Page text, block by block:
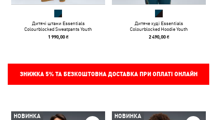
Дитячі штани Essentials
Colourblocked Sweatpants Youth
1 990,00 ₴
Дитяче худі Essentials
Colourblocked Hoodie Youth
2 490,00 ₴
ЗНИЖКА 5%ТА БЕЗКОШТОВНА ДОСТАВКА ПРИ ОПЛАТІ ОНЛАЙН
НОВИНКА НОВИНКА